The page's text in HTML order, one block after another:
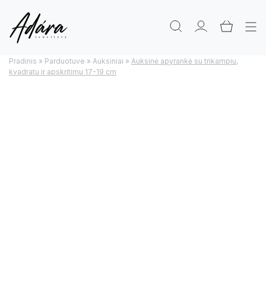
Pradinis » Parduotuve » Auksiniai » Auksinė apyrankė su trikampiu,
kvadratu ir apskritimu 17-19 cm